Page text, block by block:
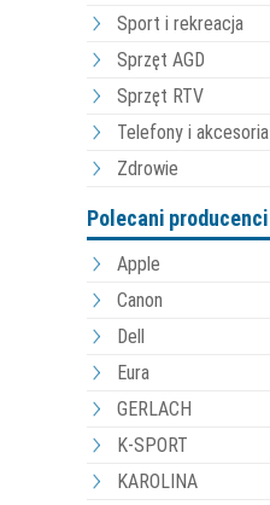
Sport i rekreacja
Sprzęt AGD
Sprzęt RTV
Telefony i akcesoria
Zdrowie
Polecani producenci
Apple
Canon
Dell
Eura
GERLACH
K-SPORT
KAROLINA